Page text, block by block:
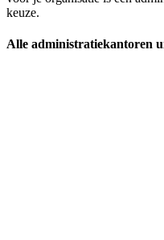
keuze.
Alle administratiekantoren